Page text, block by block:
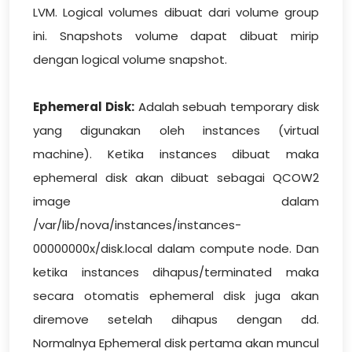
LVM. Logical volumes dibuat dari volume group
ini. Snapshots volume dapat dibuat mirip
dengan logical volume snapshot.
Ephemeral Disk:Adalah sebuah temporary disk
yang digunakan oleh instances (virtual
machine). Ketika instances dibuat maka
ephemeral disk akan dibuat sebagai QCOW2
image dalam
/var/lib/nova/instances/instances-
00000000x/disk.local dalam compute node. Dan
ketika instances dihapus/terminated maka
secara otomatis ephemeral disk juga akan
diremove setelah dihapus dengan dd.
Normalnya Ephemeral disk pertama akan muncul